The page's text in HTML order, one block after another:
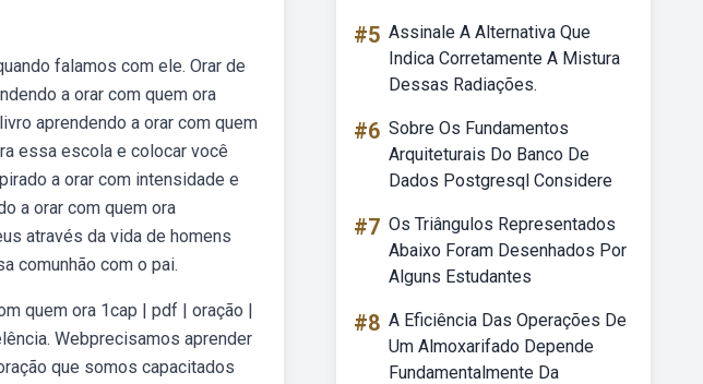
falamos com ele. Orar de
a orar com quem ora
aprendendo a orar com quem
essa escola e colocar você
a orar com intensidade e
a orar com quem ora
através da vida de homens
comunhão com o pai.
quem ora 1cap | pdf | oração |
Webprecisamos aprender
que somos capacitados
#5 Assinale A Alternativa Que
Indica Corretamente A Mistura
Dessas Radiações.
#6 Sobre Os Fundamentos
Arquiteturais Do Banco De
Dados Postgresql Considere
#7 Os Triângulos Representados
Abaixo Foram Desenhados Por
Alguns Estudantes
#8 A Eficiência Das Operações De
Um Almoxarifado Depende
Fundamentalmente Da